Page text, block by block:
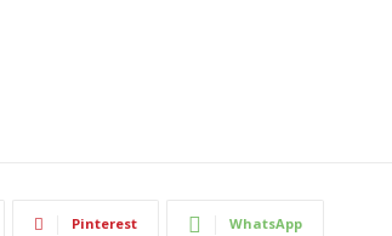
Pinterest WhatsApp